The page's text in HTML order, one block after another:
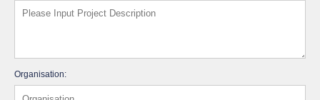
Organisation: